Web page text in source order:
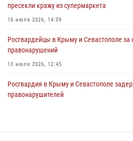
пресекли кражу из супермаркета
16 июля 2026, 14:09
Росгвардейцы в Крыму и Севастополе за
правонарушений
13 июля 2026, 12:45
Росгвардия в Крыму и Севастополе
правонарушителей